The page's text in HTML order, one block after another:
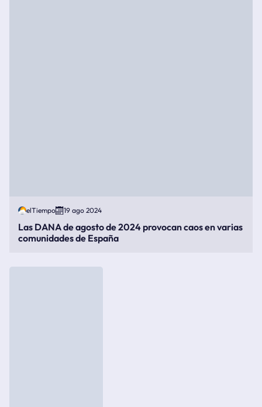
elTiempo 19 ago 2024
Las DANA de agosto de 2024 provocan caos en varias
comunidades de España